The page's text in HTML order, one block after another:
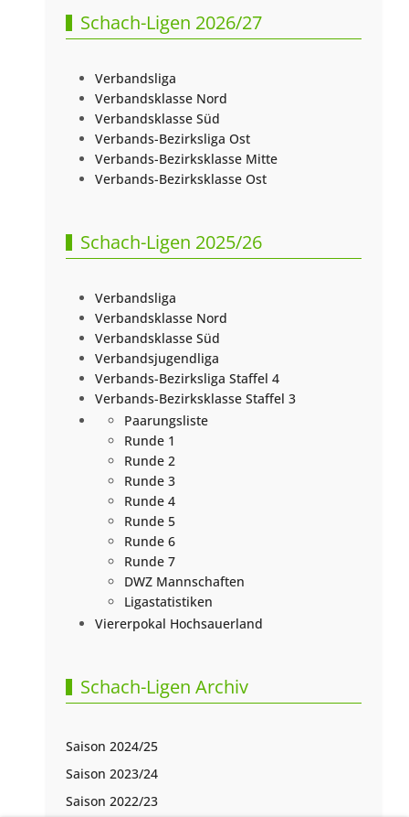
Schach-Ligen 2026/27
Verbandsliga
Verbandsklasse Nord
Verbandsklasse Süd
Verbands-Bezirksliga Ost
Verbands-Bezirksklasse Mitte
Verbands-Bezirksklasse Ost
Schach-Ligen 2025/26
Verbandsliga
Verbandsklasse Nord
Verbandsklasse Süd
Verbandsjugendliga
Verbands-Bezirksliga Staffel 4
Verbands-Bezirksklasse Staffel 3
Paarungsliste
Runde 1
Runde 2
Runde 3
Runde 4
Runde 5
Runde 6
Runde 7
DWZ Mannschaften
Ligastatistiken
Viererpokal Hochsauerland
Schach-Ligen Archiv
Saison 2024/25
Saison 2023/24
Saison 2022/23